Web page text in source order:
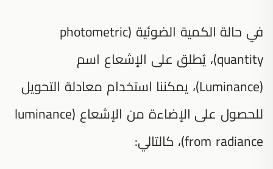
في حالة الكمية الضوئية (photometric
quantity)، يُطلق على الإشعاع اسم
(Luminance)، يمكننا استخدام معادلة التحويل
للحصول على الإضاءة من الإشعاع (luminance
from radiance)، كالتالي: